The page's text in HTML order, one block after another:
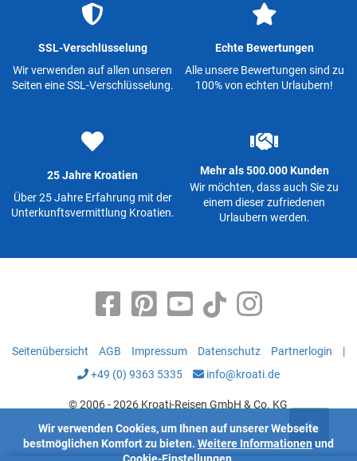
SSL-Verschlüsselung
Wir verwenden auf allen unseren
Seiten eine SSL-Verschlüsselung.
Echte Bewertungen
Alle unsere Bewertungen sind zu
100% von echten Urlaubern!
25 Jahre Kroatien
Über 25 Jahre Erfahrung mit der
Unterkunftsvermittlung Kroatien.
Mehr als 500.000 Kunden
Wir möchten, dass auch Sie zu
einem dieser zufriedenen
Urlaubern werden.
Seitenübersicht AGB Impressum Datenschutz Partnerlogin
|
+49 (0) 9363 5335
info@kroati.de
© 2006 - 2026 Kroati-Reisen GmbH & Co. KG
Wir verwenden Cookies, um Ihnen auf unserer Webseite
bestmöglichen Komfort zu bieten. Weitere Informationen und